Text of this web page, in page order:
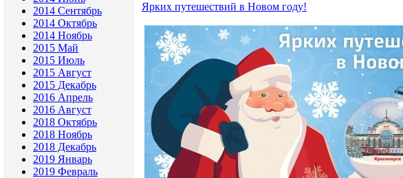
2014 Сентябрь
2014 Октябрь
2014 Ноябрь
2015 Май
2015 Июль
2015 Август
2015 Декабрь
2016 Апрель
2016 Август
2018 Октябрь
2018 Ноябрь
2018 Декабрь
2019 Январь
2019 Февраль
Ярких путешествий в Новом году!